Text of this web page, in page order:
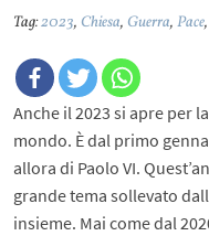
Tag:2023, Chiesa, Guerra,Pace,
Anche il 2023 si apre per
mondo. È dal primo
allora di Paolo VI.
grande tema sollevato
insieme. Mai come dal